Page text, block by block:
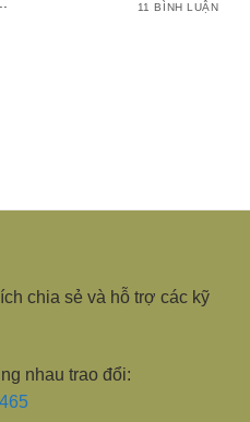
11 BÌNH LUẬN
chia sẻ và hỗ trợ các kỹ
nhau trao đổi: